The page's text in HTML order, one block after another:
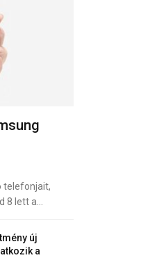
telefonjait,
8 lett a…
új
a